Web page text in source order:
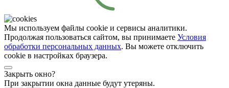
Мы используем файлы cookie и сервисы аналитики.
Продолжая пользоваться сайтом, вы принимаете Условия
обработки персональных данных. Вы можете отключить
cookie в настройках браузера.
Закрыть окно?
При закрытии окна данные будут утеряны.